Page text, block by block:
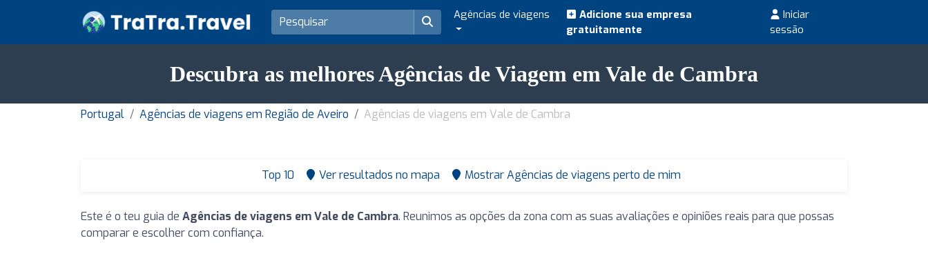
Agências de viagens
Adicione sua empresa
gratuitamente
Iniciar
sessão
Descubra as melhores Agências de Viagem em Vale de Cambra
Portugal Agências de viagens em Região de Aveiro Agências de viagens em Vale de Cambra
Top 10 Ver resultados no mapa Mostrar Agências de viagens perto de mim
Este é o teu guia de Agências de viagens em Vale de Cambra. Reunimos as opções da zona com as suas avaliações e opiniões reais para que possas
comparar e escolher com confiança.